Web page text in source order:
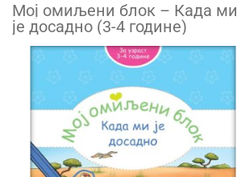
Mој омиљени блок – Када ми
је досадно (3-4 године)